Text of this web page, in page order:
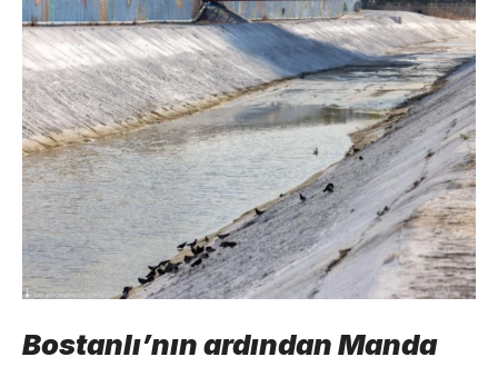
Bostanlı’nın ardından Manda